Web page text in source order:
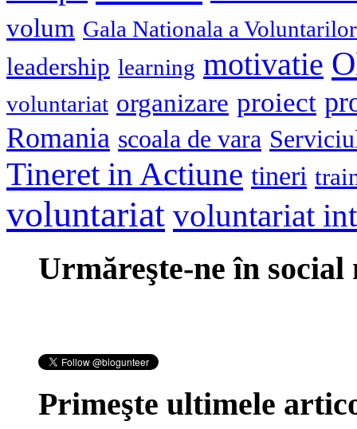
volum Gala Nationala a Voluntarilor
leadership learning motivatie
voluntariat organizare proiect
Romania scoala de vara
Tineret in Actiune tineri
voluntariat voluntariat
Urmăreşte-ne în social
Primeşte ultimele